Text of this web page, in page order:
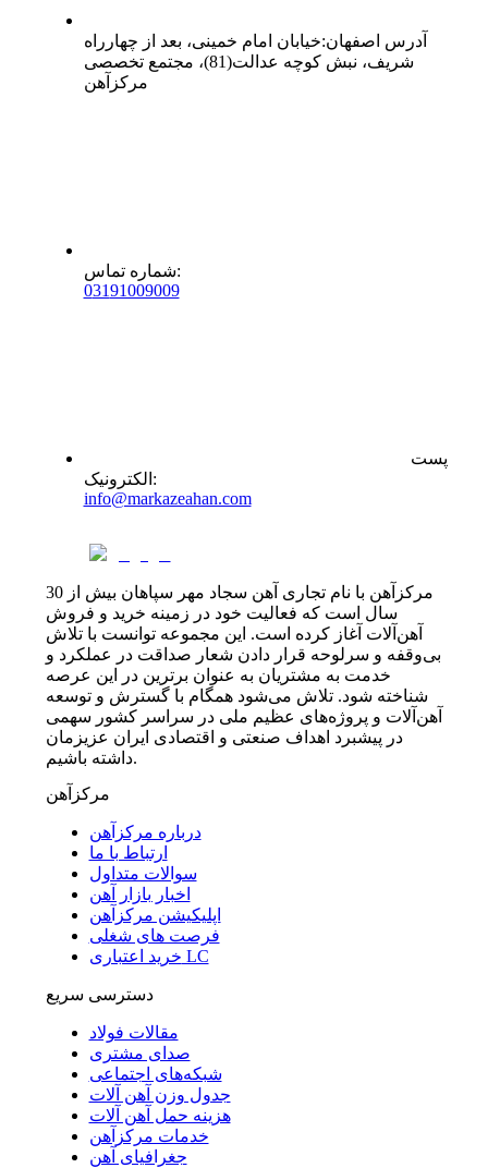
آدرس اصفهان:خیابان امام خمینی، بعد از چهارراه
شریف، نبش کوچه عدالت(81)، مجتمع تخصصی
مرکزآهن
شماره تماس:
03191009009
پست
الکترونیک :
info@markazeahan.com
مرکزآهن با نام تجاری آهن سجاد مهر سپاهان بیش از 30
سال است که فعالیت خود در زمینه خرید و فروش
آهن‌آلات آغاز کرده است. این مجموعه توانست با تلاش
بی‌وقفه و سرلوحه قرار دادن شعار صداقت در عملکرد و
خدمت به مشتریان به عنوان برترین در این عرصه
شناخته شود. تلاش می‌شود همگام با گسترش و توسعه
آهن‌آلات و پروژه‌های عظیم ملی در سراسر کشور سهمی
در پیشبرد اهداف صنعتی و اقتصادی ایران عزیزمان
داشته باشیم.
مرکزآهن
درباره مرکزآهن
ارتباط با ما
سوالات متداول
اخبار بازار آهن
اپلیکیشن مرکزآهن
فرصت های شغلی
خرید اعتباری LC
دسترسی سریع
مقالات فولاد
صدای مشتری
شبکه‌های اجتماعی
جدول وزن آهن آلات
هزینه حمل آهن آلات
خدمات مرکزآهن
جغرافیای آهن